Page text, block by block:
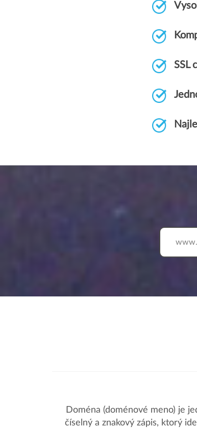
SSL
www.
Doména (doménové meno) je
číselný a znakový zápis, ktorý